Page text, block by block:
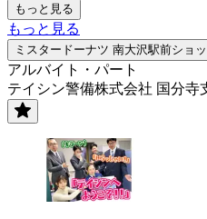
もっと見る
もっと見る
ミスタードーナツ 南大沢駅前ショ
アルバイト・パート
テイシン警備株式会社 国分寺